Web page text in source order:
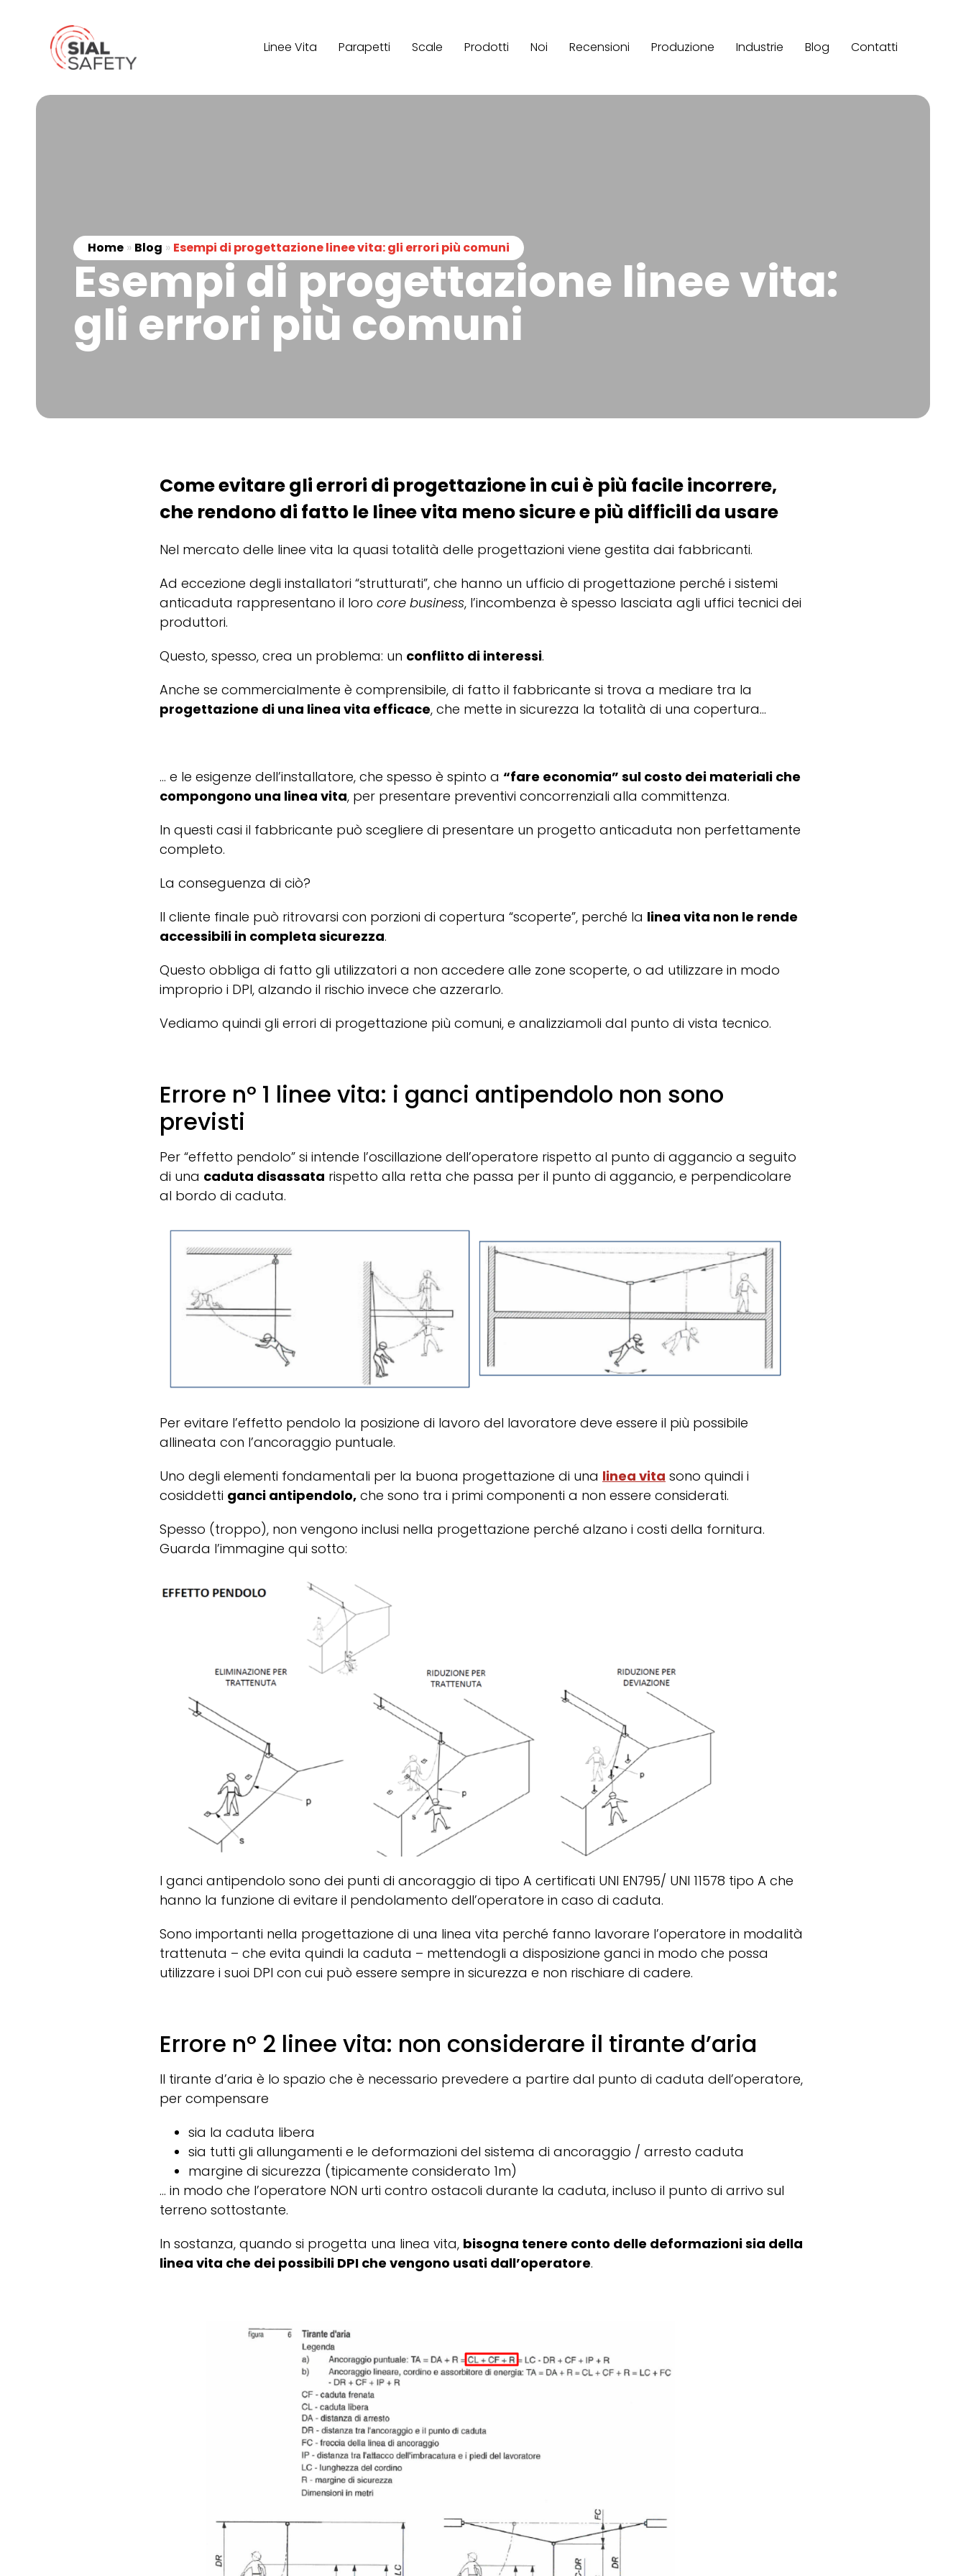
Linee Vita Parapetti Scale Prodotti Noi Recensioni Produzione Industrie Blog Contatti
Home » Blog » Esempi di progettazione linee vita: gli errori più comuni
Esempi di progettazione linee vita:
gli errori più comuni
Come evitare gli errori di progettazione in cui è più facile incorrere,
che rendono di fatto le linee vita meno sicure e più difficili da usare
Nel mercato delle linee vita la quasi totalità delle progettazioni viene gestita dai fabbricanti.
Ad eccezione degli installatori “strutturati”, che hanno un ufficio di progettazione perché i sistemi
anticaduta rappresentano il loro core business, l’incombenza è spesso lasciata agli uffici tecnici dei
produttori.
Questo, spesso, crea un problema: un conflitto di interessi.
Anche se commercialmente è comprensibile, di fatto il fabbricante si trova a mediare tra la
progettazione di una linea vita efficace, che mette in sicurezza la totalità di una copertura…
… e le esigenze dell’installatore, che spesso è spinto a “fare economia” sul costo dei materiali che
compongono una linea vita, per presentare preventivi concorrenziali alla committenza.
In questi casi il fabbricante può scegliere di presentare un progetto anticaduta non perfettamente
completo.
La conseguenza di ciò?
Il cliente finale può ritrovarsi con porzioni di copertura “scoperte”, perché la linea vita non le rende
accessibili in completa sicurezza.
Questo obbliga di fatto gli utilizzatori a non accedere alle zone scoperte, o ad utilizzare in modo
improprio i DPI, alzando il rischio invece che azzerarlo.
Vediamo quindi gli errori di progettazione più comuni, e analizziamoli dal punto di vista tecnico.
Errore n° 1 linee vita: i ganci antipendolo non sono
previsti
Per “effetto pendolo” si intende l’oscillazione dell’operatore rispetto al punto di aggancio a seguito
di una caduta disassata rispetto alla retta che passa per il punto di aggancio, e perpendicolare
al bordo di caduta.
Per evitare l’effetto pendolo la posizione di lavoro del lavoratore deve essere il più possibile
allineata con l’ancoraggio puntuale.
Uno degli elementi fondamentali per la buona progettazione di una linea vita sono quindi i
cosiddetti ganci antipendolo, che sono tra i primi componenti a non essere considerati.
Spesso (troppo), non vengono inclusi nella progettazione perché alzano i costi della fornitura.
Guarda l’immagine qui sotto:
I ganci antipendolo sono dei punti di ancoraggio di tipo A certificati UNI EN795/ UNI 11578 tipo A che
hanno la funzione di evitare il pendolamento dell’operatore in caso di caduta.
Sono importanti nella progettazione di una linea vita perché fanno lavorare l’operatore in modalità
trattenuta – che evita quindi la caduta – mettendogli a disposizione ganci in modo che possa
utilizzare i suoi DPI con cui può essere sempre in sicurezza e non rischiare di cadere.
Errore n° 2 linee vita: non considerare il tirante d’aria
Il tirante d’aria è lo spazio che è necessario prevedere a partire dal punto di caduta dell’operatore,
per compensare
sia la caduta libera
sia tutti gli allungamenti e le deformazioni del sistema di ancoraggio / arresto caduta
margine di sicurezza (tipicamente considerato 1m)
… in modo che l’operatore NON urti contro ostacoli durante la caduta, incluso il punto di arrivo sul
terreno sottostante.
In sostanza, quando si progetta una linea vita, bisogna tenere conto delle deformazioni sia della
linea vita che dei possibili DPI che vengono usati dall’operatore.